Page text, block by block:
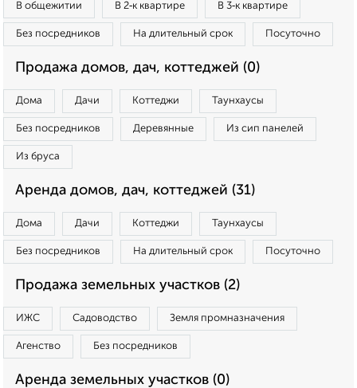
В общежитии В 2‑к квартире В 3‑к квартире
Без посредников На длительный срок Посуточно
Продажа домов, дач, коттеджей (0)
Дома Дачи Коттеджи Таунхаусы
Без посредников Деревянные Из сип панелей
Из бруса
Аренда домов, дач, коттеджей (31)
Дома Дачи Коттеджи Таунхаусы
Без посредников На длительный срок Посуточно
Продажа земельных участков (2)
ИЖС Садоводство Земля промназначения
Агенство Без посредников
Аренда земельных участков (0)